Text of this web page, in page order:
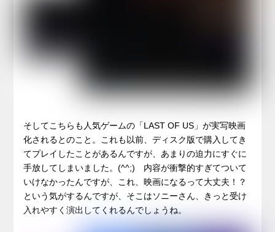
そしてこちらも人気ゲームの「LAST OF US」が実写映画
化されるとのこと。これも以前、ディスク版で購入してき
てプレイしたことがあるんですが、あまりの迫力にすぐに
手放してしまいました。(^^;) 内容が衝撃的すぎてついて
いけなかったんですが、これ、映画になるって大丈夫！？
という気がするんですが、そこはソニーさん、きっと受け
入れやすく演出してくれるんでしょうね。